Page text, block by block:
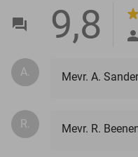
9,8
A. Mevr. A.
R. Mevr. R.